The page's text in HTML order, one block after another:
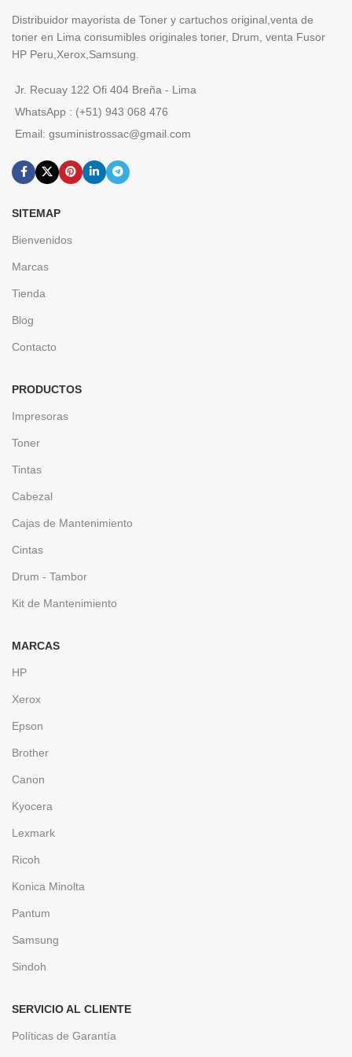
Distribuidor mayorista de Toner y cartuchos original,venta de
toner en Lima consumibles originales toner, Drum, venta Fusor
HP Peru,Xerox,Samsung.
Jr. Recuay 122 Ofi 404 Breña - Lima
WhatsApp : (+51) 943 068 476
Email: gsuministrossac@gmail.com
SITEMAP
Bienvenidos
Marcas
Tienda
Blog
Contacto
PRODUCTOS
Impresoras
Toner
Tintas
Cabezal
Cajas de Mantenimiento
Cintas
Drum - Tambor
Kit de Mantenimiento
MARCAS
HP
Xerox
Epson
Brother
Canon
Kyocera
Lexmark
Ricoh
Konica Minolta
Pantum
Samsung
Sindoh
SERVICIO AL CLIENTE
Políticas de Garantía